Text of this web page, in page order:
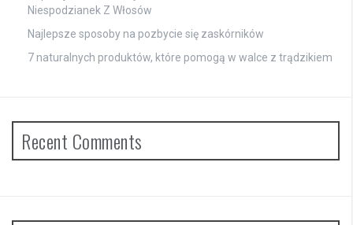
Niespodzianek Z Włosów
Najlepsze sposoby na pozbycie się zaskórników
7 naturalnych produktów, które pomogą w walce z trądzikiem
Recent Comments